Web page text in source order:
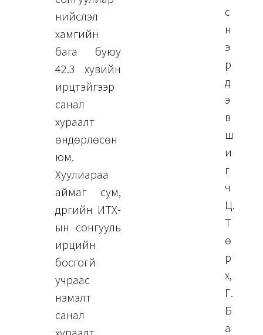
нийслэл
хамгийн
бага буюу
42.3 хувийн
ирцтэйгээр
санал
хураалт
өндөрлөсөн
юм.
Хуулиараа
аймаг сум,
дүүргийн ИТХ-
ын сонгууль
ирцийн
босгогүй
учраас
нэмэлт
санал
с
н
э
р
д
э
в
ш
и
г
ч
Ц.
Т
ө
р
хүү,
Г.
Б
а